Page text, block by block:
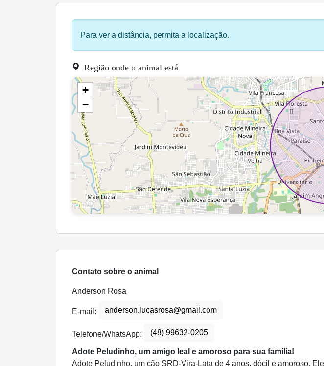
Para ver a distância, permita a localização.
Região onde o animal está
+
−
Contato sobre o animal
Anderson Rosa
E-mail: anderson.lucasrosa@gmail.com
Telefone/WhatsApp: (48) 99632-0205
Adote Peludinho, um amigo leal e amoroso para sua família!
Adote Peludinho, um cão SRD-Vira-Lata de 4 anos, dócil e amoroso.